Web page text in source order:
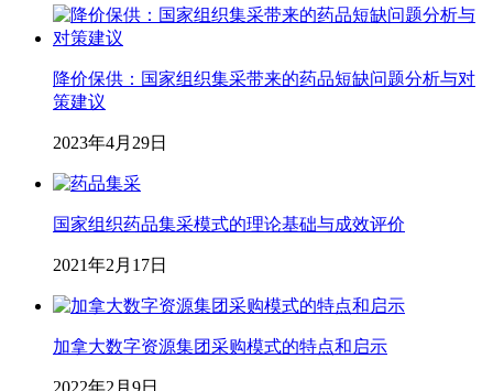
降价保供：国家组织集采带来的药品短缺问题分析与对
策建议
2023年4月29日
国家组织药品集采模式的理论基础与成效评价
2021年2月17日
加拿大数字资源集团采购模式的特点和启示